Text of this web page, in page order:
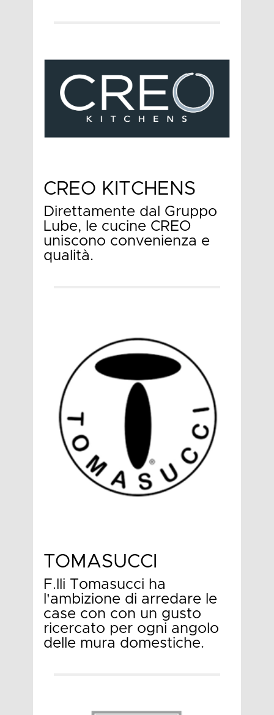
CREO KITCHENS
Direttamente dal Gruppo
Lube, le cucine CREO
uniscono convenienza e
qualità.
TOMASUCCI
F.lli Tomasucci ha
l'ambizione di arredare le
case con con un gusto
ricercato per ogni angolo
delle mura domestiche.